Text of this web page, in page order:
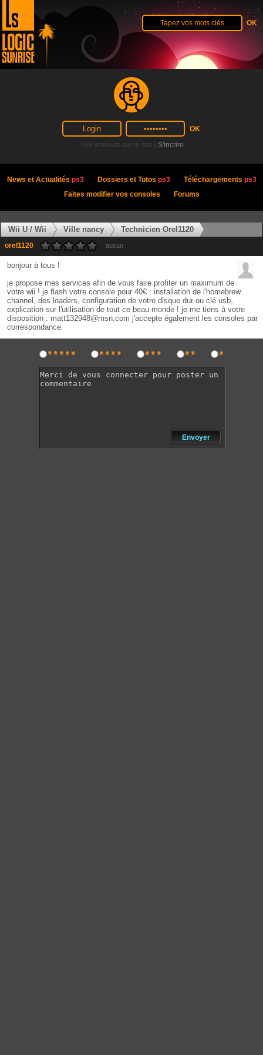
788 visiteurs sur le site | S'incrire
News et Actualités ps3 Dossiers et Tutos ps3 Téléchargements ps3
Faites modifier vos consoles
Forums
Wii U / Wii Ville nancy Technicien Orel1120
orel1120 aucun
bonjour à tous !
je propose mes services afin de vous faire profiter un maximum de
votre wii ! je flash votre console pour 40€ : installation de l'homebrew
channel, des loaders, configuration de votre disque dur ou clé usb,
explication sur l'utilisation de tout ce beau monde ! je me tiens à votre
disposition : matt132948@msn.com j'accepte également les consoles par
correspondance.
***** **** *** ** *
Envoyer